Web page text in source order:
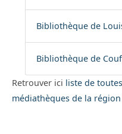
Bibliothèque de
Bibliothèque de
Retrouver ici liste de
médiathèques de la